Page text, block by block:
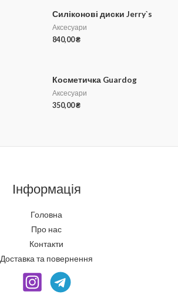
Силіконові диски Jerry`s
Аксесуари
840,00₴
Косметичка Guardog
Аксесуари
350,00₴
Інформація
Головна
Про нас
Контакти
Доставка та повернення